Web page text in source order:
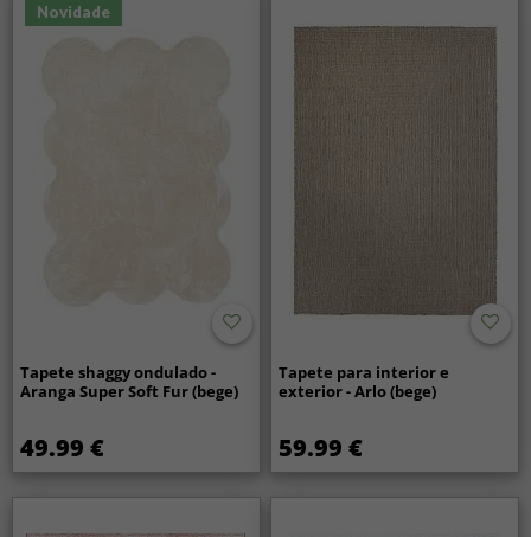
Novidade
Tapete shaggy ondulado -
Aranga Super Soft Fur (bege)
49.99 €
Tapete para interior e
exterior - Arlo (bege)
59.99 €